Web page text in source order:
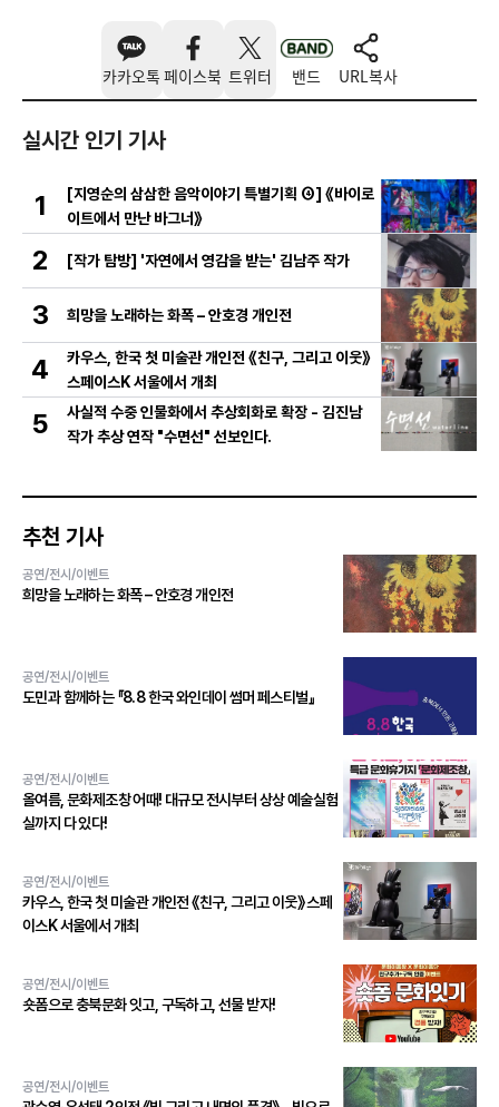
카카오톡 페이스북 트위터 밴드 URL복사
실시간 인기 기사
1
[지영순의 삼삼한 음악이야기 특별기획 ④] 《바이로
이트에서 만난 바그너》
2 [작가 탐방] '자연에서 영감을 받는' 김남주 작가
3 희망을 노래하는 화폭 – 안호경 개인전
4
카우스, 한국 첫 미술관 개인전 《친구, 그리고 이웃》
스페이스K 서울에서 개최
5
사실적 수중 인물화에서 추상회화로 확장 - 김진남
작가 추상 연작 "수면선" 선보인다.
추천 기사
공연/전시/이벤트
희망을 노래하는 화폭 – 안호경 개인전
공연/전시/이벤트
도민과 함께하는 『8.8 한국 와인데이 썸머 페스티벌』
공연/전시/이벤트
올여름, 문화제조창 어때! 대규모 전시부터 상상 예술실험
실까지 다 있다!
공연/전시/이벤트
카우스, 한국 첫 미술관 개인전 《친구, 그리고 이웃》 스페
이스K 서울에서 개최
공연/전시/이벤트
숏폼으로 충북문화 잇고, 구독하고, 선물 받자!
공연/전시/이벤트